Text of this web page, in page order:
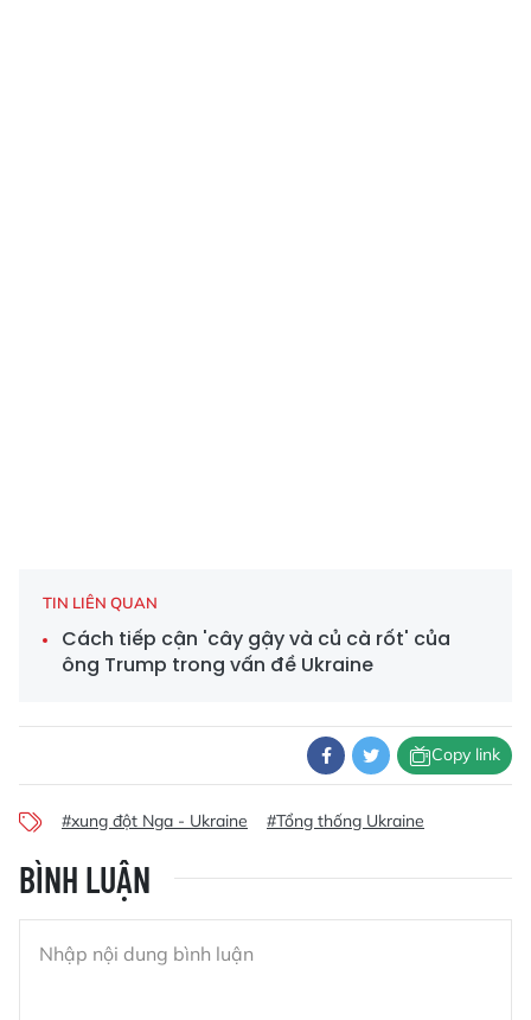
TIN LIÊN QUAN
Cách tiếp cận 'cây gậy và củ cà rốt' của
ông Trump trong vấn đề Ukraine
Copy link
#xung đột Nga - Ukraine #Tổng thống Ukraine
BÌNH LUẬN